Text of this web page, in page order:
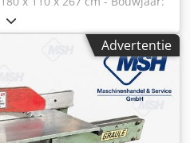
Nee - CE certificaat
88 1 65 - Vermogen
werkstuklengte [mm]: 1870 -
- Bediening: Handmatig -
[A]: 20 - Afzekering [A]: 32
1800mm x
- Transportgewicht [kg]:
informatie BTW: De
Advertentie